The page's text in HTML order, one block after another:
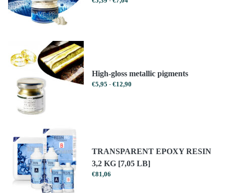
High-gloss metallic pigments
€5,95 - €12,90
TRANSPARENT EPOXY RESIN
3,2 KG [7,05 LB]
€81,06